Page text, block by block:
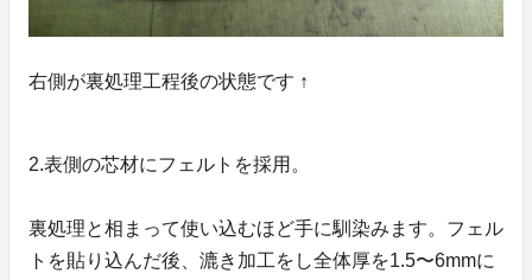
右側が裏処理工程後の状態です ↑
2.表側の芯材にフェルトを採用。
裏処理と相まって使い込むほど手に馴染みます。フェル
トを貼り込んだ後、漉き加工をし全体厚を1.5〜6mmに